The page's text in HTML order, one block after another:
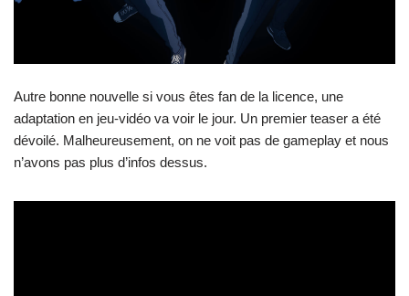
Autre bonne nouvelle si vous êtes fan de la licence, une
adaptation en jeu-vidéo va voir le jour. Un premier teaser a été
dévoilé. Malheureusement, on ne voit pas de gameplay et nous
n’avons pas plus d’infos dessus.